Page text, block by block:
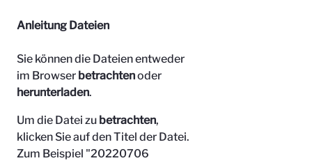
Anleitung Dateien
Sie können die Dateien entweder
im Browser betrachtenoder
herunterladen.
Um die Datei zu betrachten,
klicken Sie auf den Titel der Datei.
Zum Beispiel "20220706